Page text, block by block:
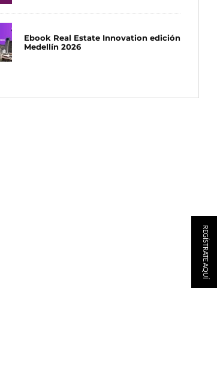
Ebook Real Estate Innovation edición
Medellín 2026
REGÍSTRATE AQUÍ